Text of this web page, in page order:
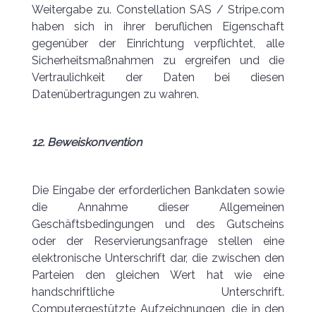
Weitergabe zu. Constellation SAS / Stripe.com
haben sich in ihrer beruflichen Eigenschaft
gegenüber der Einrichtung verpflichtet, alle
Sicherheitsmaßnahmen zu ergreifen und die
Vertraulichkeit der Daten bei diesen
Datenübertragungen zu wahren.
12. Beweiskonvention
Die Eingabe der erforderlichen Bankdaten sowie
die Annahme dieser Allgemeinen
Geschäftsbedingungen und des Gutscheins
oder der Reservierungsanfrage stellen eine
elektronische Unterschrift dar, die zwischen den
Parteien den gleichen Wert hat wie eine
handschriftliche Unterschrift.
Computergestützte Aufzeichnungen, die in den